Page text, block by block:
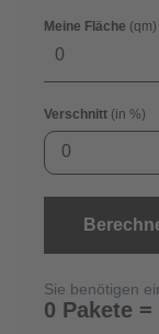
Meine Fläche (qm)
Verschnitt (in %)
0
Sie benötigen
0 Pakete =